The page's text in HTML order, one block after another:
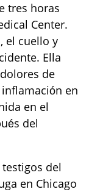
tres horas
Center.
el cuello y
Ella
de
en
en el
del
del
en Chicago